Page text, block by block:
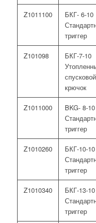
Z1011100
БКГ- 6-10
триггер
Z101098
БКГ-7-10
спусковой
крючок
Z1011000
BKG- 8-10
триггер
Z1010260
БКГ-10-10
триггер
Z1010340
БКГ-13-10
триггер